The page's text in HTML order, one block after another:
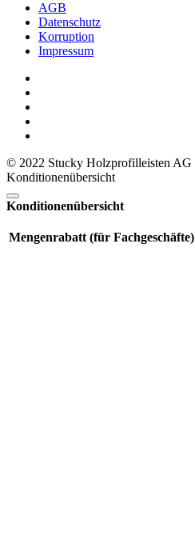
AGB
Datenschutz
Korruption
Impressum
© 2022 Stucky Holzprofilleisten AG
Konditionenübersicht
Konditionenübersicht
Mengenrabatt (für Fachgeschäfte)